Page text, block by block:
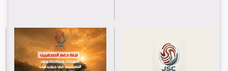
اللجنة كلمة باسم جمعية البراعم للعمل الاجتماعي